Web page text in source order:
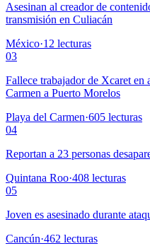
Asesinan al creador de
transmisión en Culiacán
México·12 lecturas
03
Fallece trabajador de Xcaret en
Carmen a Puerto Morelos
Playa del Carmen·605 lecturas
04
Reportan a 23 personas
Quintana Roo·408 lecturas
05
Joven es asesinado durante
Cancún·462 lecturas